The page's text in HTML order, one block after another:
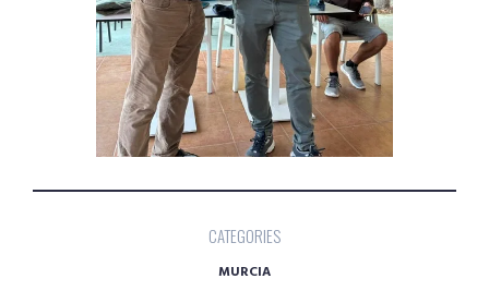
CATEGORIES
MURCIA